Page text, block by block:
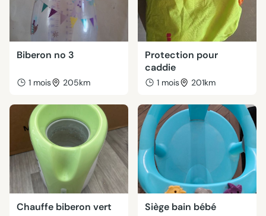
Biberon no 3
1 mois 205km
Protection pour
caddie
1 mois 201km
Chauffe biberon vert Siège bain bébé